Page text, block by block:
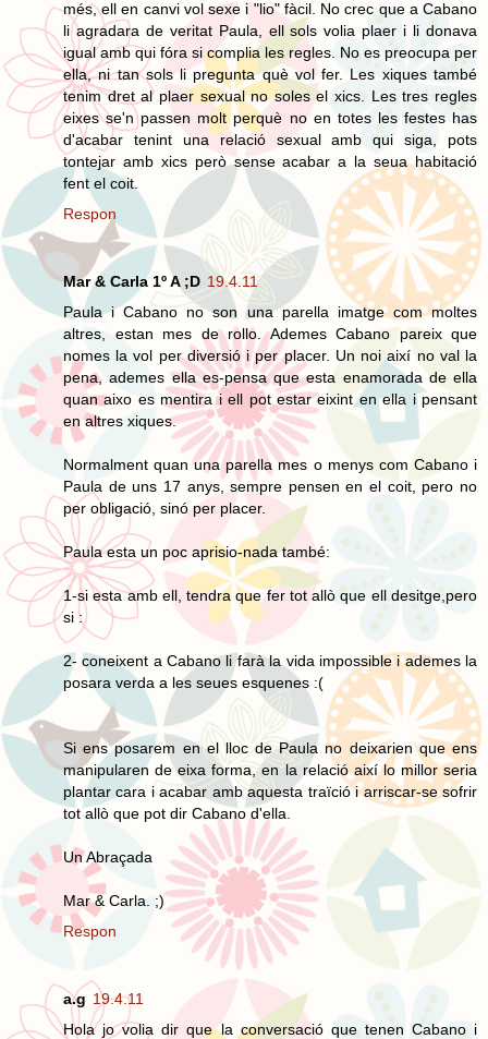
més, ell en canvi vol sexe i "lio" fàcil. No crec que a Cabano
li agradara de veritat Paula, ell sols volia plaer i li donava
igual amb qui fóra si complia les regles. No es preocupa per
ella, ni tan sols li pregunta què vol fer. Les xiques també
tenim dret al plaer sexual no soles el xics. Les tres regles
eixes se'n passen molt perquè no en totes les festes has
d'acabar tenint una relació sexual amb qui siga, pots
tontejar amb xics però sense acabar a la seua habitació
fent el coit.
Respon
Mar & Carla 1º A ;D 19.4.11
Paula i Cabano no son una parella imatge com moltes
altres, estan mes de rollo. Ademes Cabano pareix que
nomes la vol per diversió i per placer. Un noi així no val la
pena, ademes ella es-pensa que esta enamorada de ella
quan aixo es mentira i ell pot estar eixint en ella i pensant
en altres xiques.
Normalment quan una parella mes o menys com Cabano i
Paula de uns 17 anys, sempre pensen en el coit, pero no
per obligació, sinó per placer.
Paula esta un poc aprisio-nada també:
1-si esta amb ell, tendra que fer tot allò que ell desitge,pero
si :
2- coneixent a Cabano li farà la vida impossible i ademes la
posara verda a les seues esquenes :(
Si ens posarem en el lloc de Paula no deixarien que ens
manipularen de eixa forma, en la relació així lo millor seria
plantar cara i acabar amb aquesta traïció i arriscar-se sofrir
tot allò que pot dir Cabano d'ella.
Un Abraçada
Mar & Carla. ;)
Respon
a.g 19.4.11
Hola jo volia dir que la conversació que tenen Cabano i